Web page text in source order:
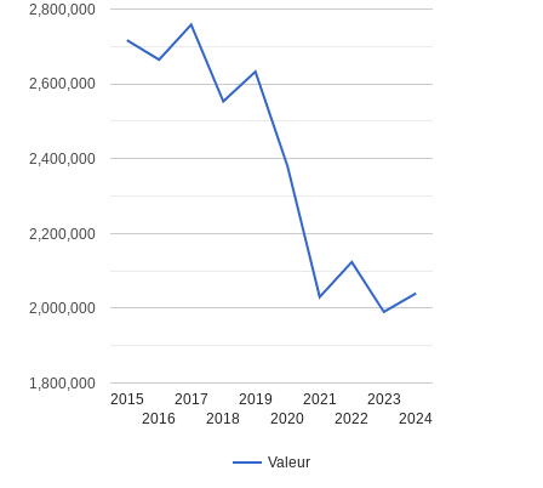
Valeur
2015
2016
2017
2018
2019
2020
2021
2022
2023
2024
1,800,000
2,000,000
2,200,000
2,400,000
2,600,000
2,800,000